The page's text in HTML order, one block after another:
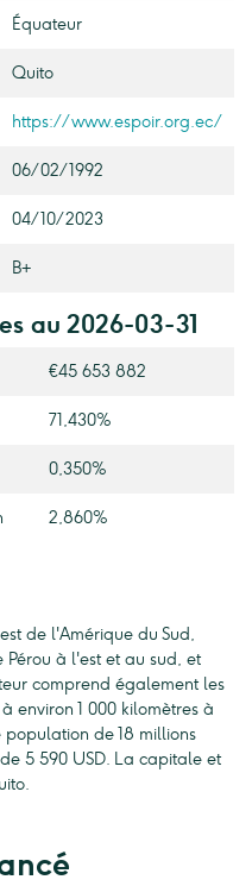
Équateur
Quito
https://www.espoir.org.ec/
06/02/1992
04/10/2023
B+
au 2026-03-31
€45 653 882
71,430%
0,350%
2,860%
de l'Amérique du Sud,
à l'est et au sud, et
comprend également les
environ 1 000 kilomètres à
de 18 millions
5 590 USD. La capitale et